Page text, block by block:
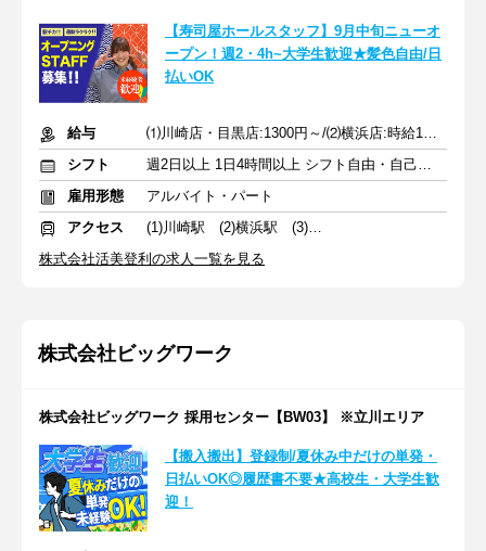
【寿司屋ホールスタッフ】9月中旬ニューオ
ープン！週2・4h~大学生歓迎★髪色自由/日
払いOK
給与
⑴川崎店・目黒店:1300円～/⑵横浜店:時給1250円～+土日50円UP
シフト
週2日以上 1日4時間以上 シフト自由・自己申告
雇用形態
アルバイト・パート
アクセス
(1)川崎駅 (2)横浜駅 (3)目黒駅
株式会社活美登利の求人一覧を見る
株式会社ビッグワーク
株式会社ビッグワーク 採用センター【BW03】 ※立川エリア
【搬入搬出】登録制/夏休み中だけの単発・
日払いOK◎履歴書不要★高校生・大学生歓
迎！